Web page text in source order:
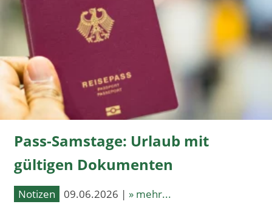
Pass-Samstage: Urlaub mit
gültigen Dokumenten
Notizen 09.06.2026 | » mehr...